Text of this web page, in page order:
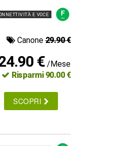
E VOCE
Canone29.90 €
€ /Mese
Risparmi 90.00 €
SCOPRI